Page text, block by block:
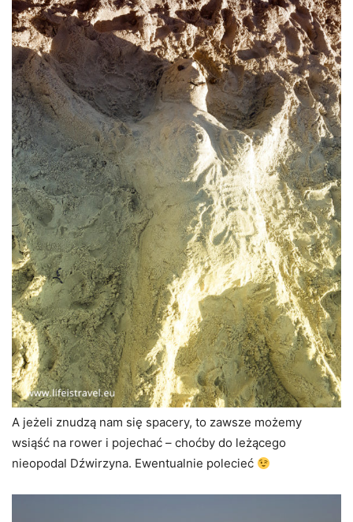
A jeżeli znudzą nam się spacery, to zawsze możemy
wsiąść na rower i pojechać – choćby do leżącego
nieopodal Dźwirzyna. Ewentualnie polecieć